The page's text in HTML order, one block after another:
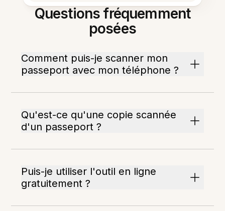
Questions fréquemment
posées
Comment puis-je scanner mon
passeport avec mon téléphone ?
Qu'est-ce qu'une copie scannée
d'un passeport ?
Puis-je utiliser l'outil en ligne
gratuitement ?